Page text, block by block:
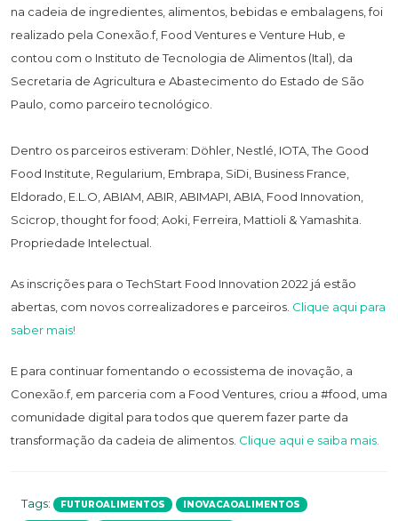
na cadeia de ingredientes, alimentos, bebidas e embalagens, foi
realizado pela Conexão.f, Food Ventures e Venture Hub, e
contou com o Instituto de Tecnologia de Alimentos (Ital), da
Secretaria de Agricultura e Abastecimento do Estado de São
Paulo, como parceiro tecnológico.
Dentro os parceiros estiveram: Döhler, Nestlé, IOTA, The Good
Food Institute, Regularium, Embrapa, SiDi, Business France,
Eldorado, E.L.O, ABIAM, ABIR, ABIMAPI, ABIA, Food Innovation,
Scicrop, thought for food; Aoki, Ferreira, Mattioli & Yamashita.
Propriedade Intelectual.
As inscrições para o TechStart Food Innovation 2022 já estão
abertas, com novos correalizadores e parceiros. Clique aqui para
saber mais!
E para continuar fomentando o ecossistema de inovação, a
Conexão.f, em parceria com a Food Ventures, criou a #food, uma
comunidade digital para todos que querem fazer parte da
transformação da cadeia de alimentos. Clique aqui e saiba mais.
Tags: FUTUROALIMENTOS INOVACAOALIMENTOS